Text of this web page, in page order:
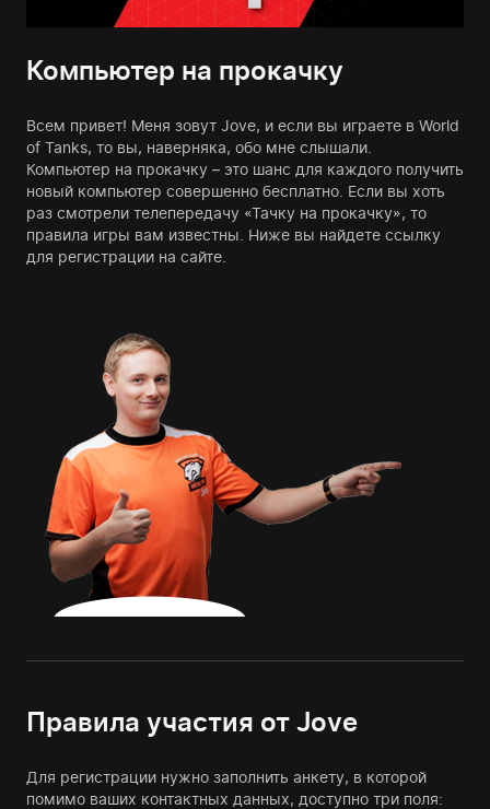
Компьютер на прокачку
Всем привет! Меня зовут Jove, и если вы играете в World
of Tanks, то вы, наверняка, обо мне слышали.
Компьютер на прокачку – это шанс для каждого получить
новый компьютер совершенно бесплатно. Если вы хоть
раз смотрели телепередачу «Тачку на прокачку», то
правила игры вам известны. Ниже вы найдете ссылку
для регистрации на сайте.
Правила участия от Jove
Для регистрации нужно заполнить анкету, в которой
помимо ваших контактных данных, доступно три поля: